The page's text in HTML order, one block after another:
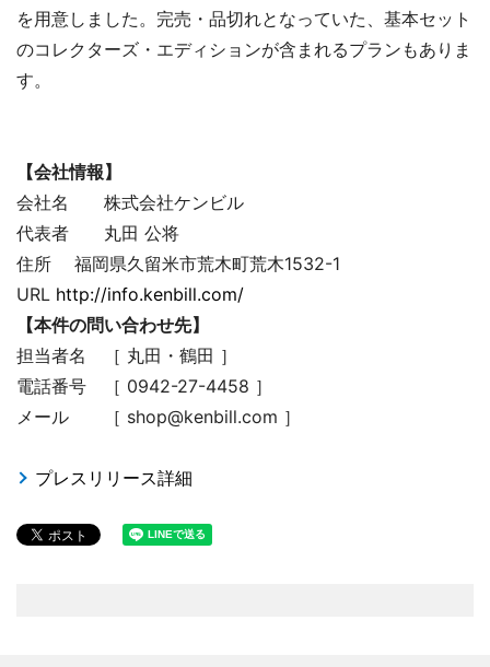
を用意しました。完売・品切れとなっていた、基本セット
のコレクターズ・エディションが含まれるプランもありま
す。
【会社情報】
会社名 株式会社ケンビル
代表者 丸田 公将
住所 福岡県久留米市荒木町荒木1532-1
URL http://info.kenbill.com/
【本件の問い合わせ先】
担当者名 ［ 丸田・鶴田 ］
電話番号 ［ 0942-27-4458 ］
メール ［ shop@kenbill.com ］
プレスリリース詳細